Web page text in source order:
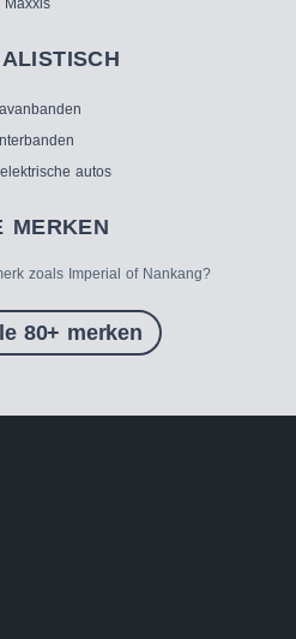
autos
MERKEN
zoals Imperial of Nankang?
80+ merken